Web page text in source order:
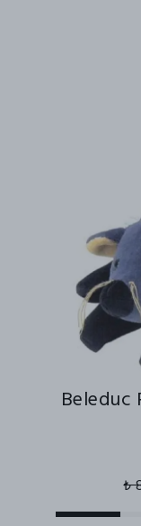
Beleduc
₺